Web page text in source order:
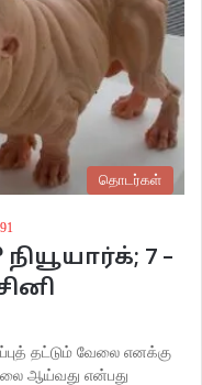
தொடர்கள்
7 –
தட்டும் வேலை எனக்கு
ஆய்வது என்பது